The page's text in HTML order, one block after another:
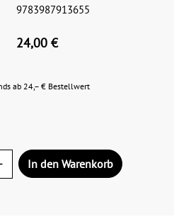
9783987913655
24,00 €
ab 24,– € Bestellwert
In den Warenkorb